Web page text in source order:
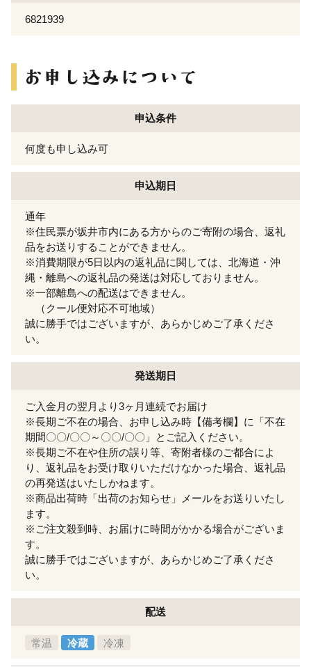
6821939
申込条件
何度も申し込み可
申込期日
通年
※住民票が坂井市内にある方からのご寄附の場合、返礼
品をお送りすることができません。
※消費期限が5日以内の返礼品に関しては、北海道・沖
縄・離島への返礼品の発送は対応しておりません。
※一部離島への配送はできません。
（クール便対応不可地域）
誠に勝手ではございますが、あらかじめご了承くださ
い。
発送期日
ご入金月の翌月より3ヶ月連続でお届け
※長期ご不在の場合、お申し込み時【備考欄】に「不在
期間〇〇/〇〇～〇〇/〇〇」とご記入ください。
※長期ご不在や住所の誤り等、寄附者様のご都合によ
り、返礼品をお受け取りいただけなかった場合、返礼品
の再発送はいたしかねます。
※商品出荷時「出荷のお知らせ」メールをお送りいたし
ます。
※ご注文殺到時、お届けに時間がかかる場合がございま
す。
誠に勝手ではございますが、あらかじめご了承くださ
い。
配送
常温 冷蔵 冷凍